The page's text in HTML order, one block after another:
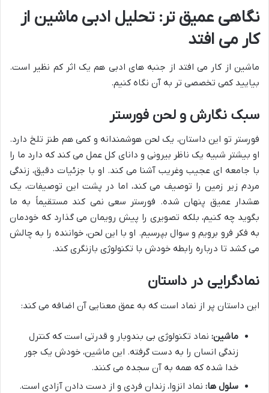
نگاهی عمیق تر: تحلیل ادبی ماشین از
کار می افتد
ماشین از کار می افتد از جنبه های ادبی هم یک اثر کم نظیر است.
بیایید کمی تخصصی تر به آن نگاه کنیم.
سبک نگارش و لحن فورستر
فورستر تو این داستان، یک لحن هوشمندانه و کمی هم طنز تلخ دارد.
او بیشتر شبیه یک ناظر بیرونی و دانای کل عمل می کند که دارد ما را
با جامعه ای عجیب وغریب آشنا می کند. او با جزئیات دقیق، زندگی
مردم زیر زمین را توصیف می کند، اما در پشت این توصیفات، یک
هشدار عمیق پنهان شده. فورستر سعی نمی کند مستقیماً به ما
بگوید چه کنیم، بلکه تصویری را پیش رویمان می گذارد که خودمان
به فکر فرو برویم و سوال بپرسیم. او با این لحن، خواننده را به چالش
می کشد تا درباره رابطه خودش با تکنولوژی بازنگری کند.
نمادگرایی در داستان
این داستان پر از نماد است که به عمق معنایی آن اضافه می کند:
ماشین: نماد تکنولوژی بی بندوبار و قدرتی است که کنترل
زندگی انسان را به دست گرفته. این ماشین، خودش یک جور
خدا شده که همه به آن سجده می کنند.
سلول ها: نماد انزوا، زندان فردی و از دست دادن آزادی است.